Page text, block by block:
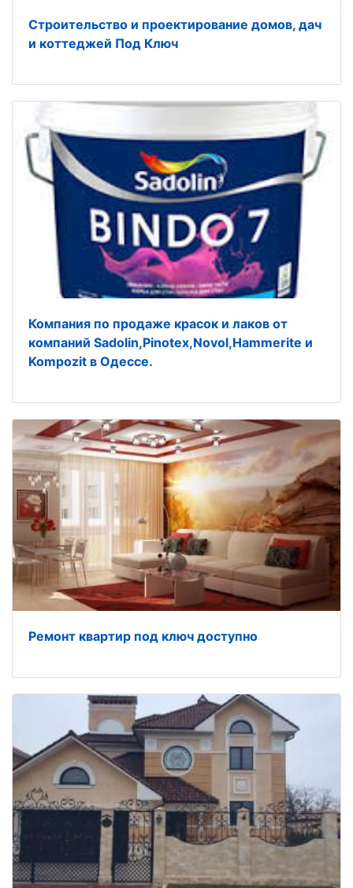
Строительство и проектирование домов, дач
и коттеджей Под Ключ
Компания по продаже красок и лаков от
компаний Sadolin,Pinotex,Novol,Hammerite и
Kompozit в Одессе.
Ремонт квартир под ключ доступно